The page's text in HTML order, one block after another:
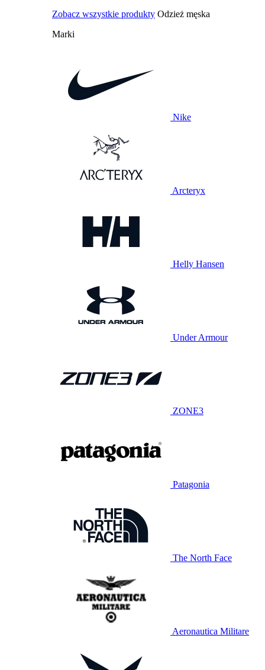
Zobacz wszystkie produkty Odzież męska
Marki
Nike
Arcteryx
Helly Hansen
Under Armour
ZONE3
Patagonia
The North Face
Aeronautica Militare